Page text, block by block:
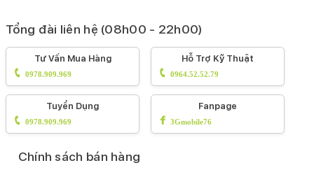
Tổng đài liên hệ (08h00 - 22h00)
Tư Vấn Mua Hàng
0978.909.969
Hỗ Trợ Kỹ Thuật
0964.52.52.79
Tuyển Dụng
0978.909.969
Fanpage
3Gmobile76
Chính sách bán hàng